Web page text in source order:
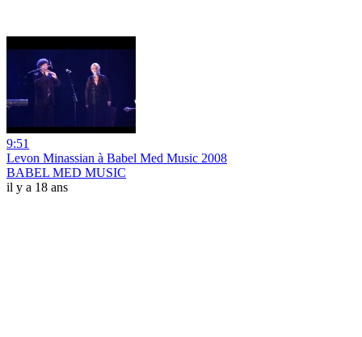
9:51
Levon Minassian à Babel Med Music 2008
BABEL MED MUSIC
il y a 18 ans